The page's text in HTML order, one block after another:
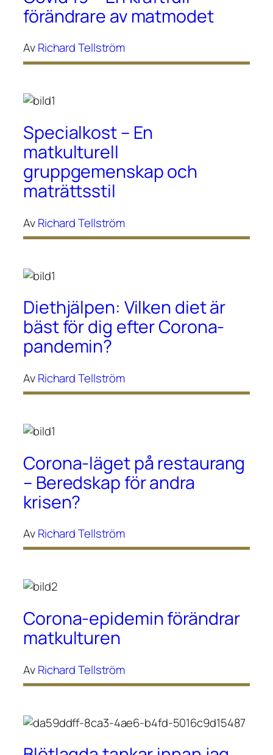
förändrare av matmodet
AvRichard Tellström
Specialkost – En
matkulturell
gruppgemenskap och
maträttsstil
AvRichard Tellström
Diethjälpen: Vilken diet är
bäst för dig efter Corona-
pandemin?
AvRichard Tellström
Corona-läget på restaurang
– Beredskap för andra
krisen?
AvRichard Tellström
Corona-epidemin förändrar
matkulturen
AvRichard Tellström